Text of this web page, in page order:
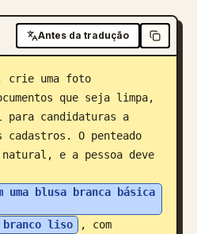
Antes da tradução
crie uma foto
que seja limpa,
para candidaturas a
cadastros. O penteado
natural, e a pessoa deve
uma blusa branca básica
branco liso
, com